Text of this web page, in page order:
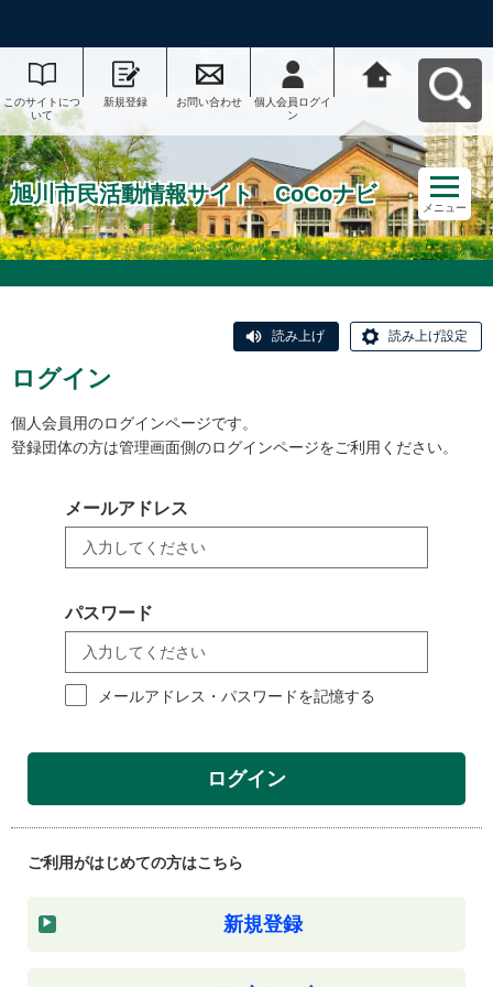
このサイトにつ
いて
新規登録 お問い合わせ
個人会員ログイ
ン
ナビへ戻る
旭川市民活動情報サイト CoCoナビ
メニュー
読み上げ 読み上げ設定
ログイン
個人会員用のログインページです。
登録団体の方は管理画面側のログインページをご利用ください。
メールアドレス
パスワード
メールアドレス・パスワードを記憶する
ログイン
ご利用がはじめての方はこちら
新規登録